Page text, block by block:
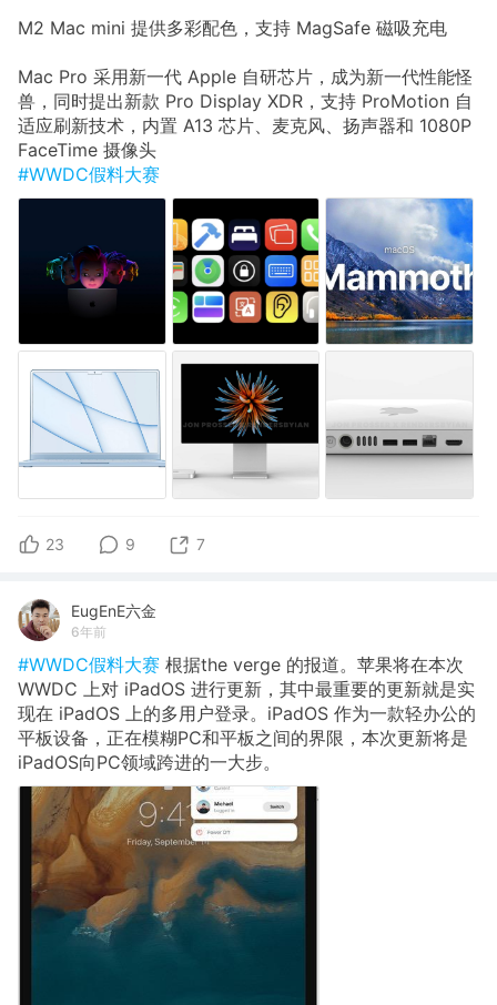
M2 Mac mini 提供多彩配色，支持 MagSafe 磁吸充电
Mac Pro 采用新一代 Apple 自研芯片，成为新一代性能怪
兽，同时提出新款 Pro Display XDR，支持 ProMotion 自
适应刷新技术，内置 A13 芯片、麦克风、扬声器和 1080P
FaceTime 摄像头
#WWDC假料大赛
23 9 7
EugEnE六金
6年前
#WWDC假料大赛 根据the verge 的报道。苹果将在本次
WWDC 上对 iPadOS 进行更新，其中最重要的更新就是实
现在 iPadOS 上的多用户登录。iPadOS 作为一款轻办公的
平板设备，正在模糊PC和平板之间的界限，本次更新将是
iPadOS向PC领域跨进的一大步。